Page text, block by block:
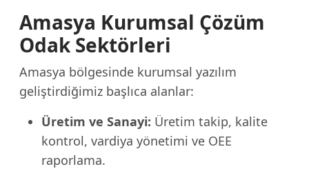
Amasya Kurumsal Çözüm
Odak Sektörleri
Amasya bölgesinde kurumsal yazılım
geliştirdiğimiz başlıca alanlar:
Üretim ve Sanayi: Üretim takip, kalite
kontrol, vardiya yönetimi ve OEE
raporlama.